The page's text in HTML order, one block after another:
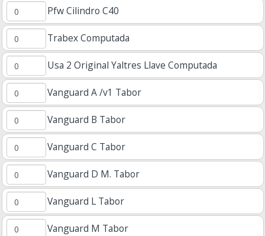
Pfw Cilindro C40
Trabex Computada
Usa 2 Original Yaltres Llave Computada
Vanguard A /v1 Tabor
Vanguard B Tabor
Vanguard C Tabor
Vanguard D M. Tabor
Vanguard L Tabor
Vanguard M Tabor